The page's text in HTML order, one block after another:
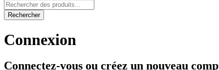
Rechercher
Connexion
Connectez-vous ou créez un nouveau